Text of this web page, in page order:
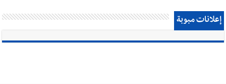
إعلانات مبوبة